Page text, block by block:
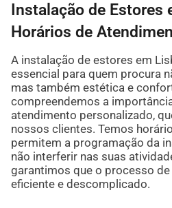
Instalação de Estores
Horários de
A instalação de estores em
essencial para quem procura
mas também estética e
compreendemos a
atendimento personalizado,
nossos clientes. Temos
permitem a programação da
não interferir nas suas
garantimos que o processo
eficiente e descomplicado.